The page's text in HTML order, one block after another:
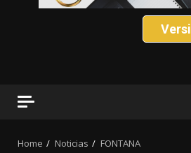
Home Noticias FONTANA